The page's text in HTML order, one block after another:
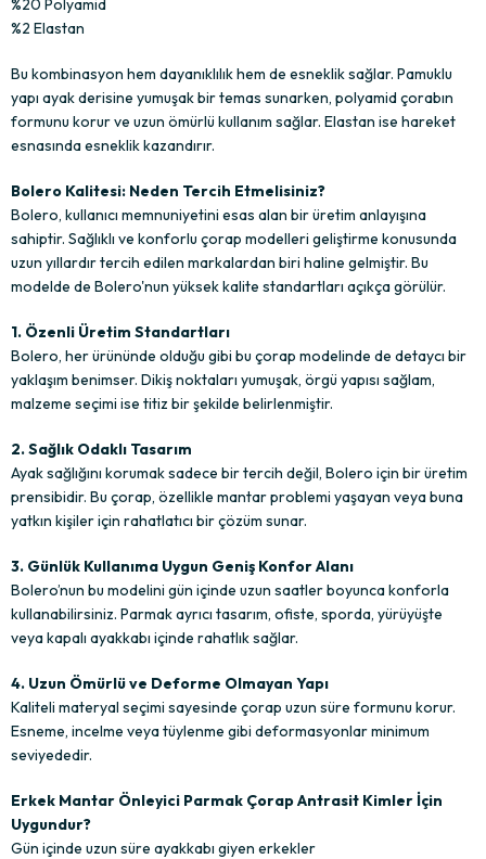
%20 Polyamid
%2 Elastan
Bu kombinasyon hem dayanıklılık hem de esneklik sağlar. Pamuklu
yapı ayak derisine yumuşak bir temas sunarken, polyamid çorabın
formunu korur ve uzun ömürlü kullanım sağlar. Elastan ise hareket
esnasında esneklik kazandırır.
Bolero Kalitesi: Neden Tercih Etmelisiniz?
Bolero, kullanıcı memnuniyetini esas alan bir üretim anlayışına
sahiptir. Sağlıklı ve konforlu çorap modelleri geliştirme konusunda
uzun yıllardır tercih edilen markalardan biri haline gelmiştir. Bu
modelde de Bolero'nun yüksek kalite standartları açıkça görülür.
1. Özenli Üretim Standartları
Bolero, her ürününde olduğu gibi bu çorap modelinde de detaycı bir
yaklaşım benimser. Dikiş noktaları yumuşak, örgü yapısı sağlam,
malzeme seçimi ise titiz bir şekilde belirlenmiştir.
2. Sağlık Odaklı Tasarım
Ayak sağlığını korumak sadece bir tercih değil, Bolero için bir üretim
prensibidir. Bu çorap, özellikle mantar problemi yaşayan veya buna
yatkın kişiler için rahatlatıcı bir çözüm sunar.
3. Günlük Kullanıma Uygun Geniş Konfor Alanı
Bolero’nun bu modelini gün içinde uzun saatler boyunca konforla
kullanabilirsiniz. Parmak ayrıcı tasarım, ofiste, sporda, yürüyüşte
veya kapalı ayakkabı içinde rahatlık sağlar.
4. Uzun Ömürlü ve Deforme Olmayan Yapı
Kaliteli materyal seçimi sayesinde çorap uzun süre formunu korur.
Esneme, incelme veya tüylenme gibi deformasyonlar minimum
seviyededir.
Erkek Mantar Önleyici Parmak Çorap Antrasit Kimler İçin
Uygundur?
Gün içinde uzun süre ayakkabı giyen erkekler